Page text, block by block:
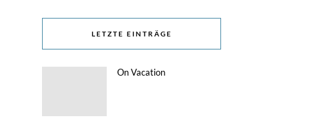
LETZTE EINTRÄGE
On Vacation